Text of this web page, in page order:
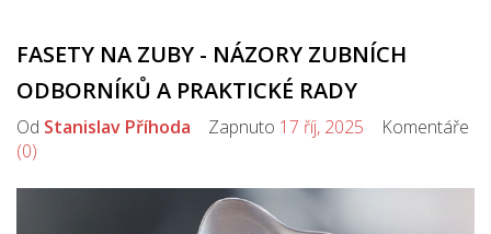
FASETY NA ZUBY - NÁZORY ZUBNÍCH
ODBORNÍKŮ A PRAKTICKÉ RADY
Od Stanislav Příhoda Zapnuto 17 říj, 2025 Komentáře
(0)